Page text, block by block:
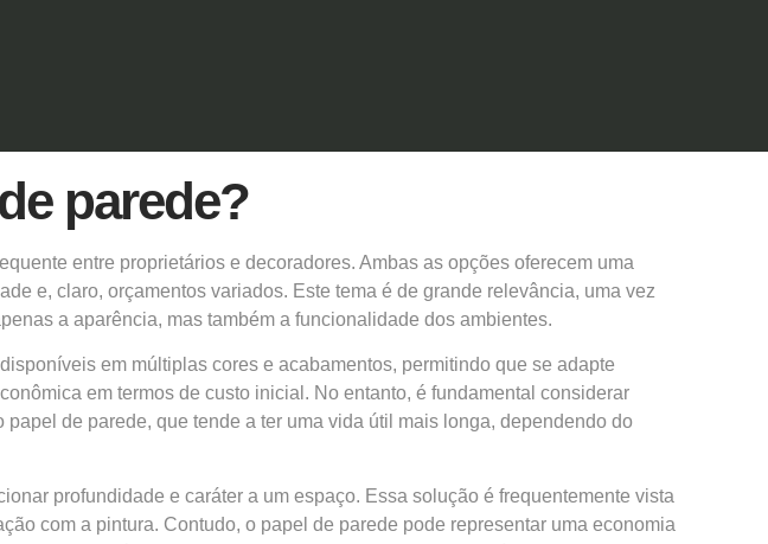
parede?
entre proprietários e decoradores. Ambas as opções oferecem uma
e, claro, orçamentos variados. Este tema é de grande relevância, uma vez
a aparência, mas também a funcionalidade dos ambientes.
em múltiplas cores e acabamentos, permitindo que se adapte
em termos de custo inicial. No entanto, é fundamental considerar
de parede, que tende a ter uma vida útil mais longa, dependendo do
profundidade e caráter a um espaço. Essa solução é frequentemente vista
com a pintura. Contudo, o papel de parede pode representar uma economia